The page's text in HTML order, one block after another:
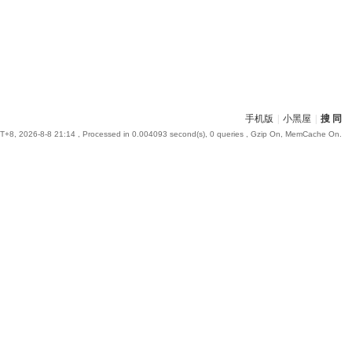
手机版 小黑屋 搜 同
2026-8-8 21:14, Processed in 0.004093 second(s), 0 queries , Gzip On, MemCache On.